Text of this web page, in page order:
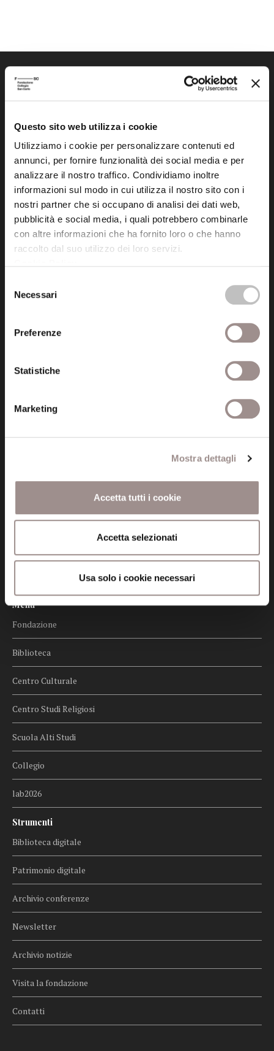
Questo sito web utilizza i cookie
Utilizziamo i cookie per personalizzare contenuti ed
annunci, per fornire funzionalità dei social media e per
analizzare il nostro traffico. Condividiamo inoltre
informazioni sul modo in cui utilizza il nostro sito con i
nostri partner che si occupano di analisi dei dati web,
pubblicità e social media, i quali potrebbero combinarle
con altre informazioni che ha fornito loro o che hanno
raccolto dal suo utilizzo dei loro servizi.
delNecessari
Preferenze
Statistiche
Marketing
Mostra dettagli
Accetta tutti i cookie
Accetta selezionati
Usa solo i cookie necessari
Fondazione Collegio San Carlo
Via San Carlo 5
41121 Modena (MO)
P.I. 00641060363
tel. 059.421211
info@fondazionesancarlo.it
fondazionecollegiosancarlo@legalmail.it
Informazioni
Amministrazione trasparente
Privacy
Menu
Fondazione
Biblioteca
Centro Culturale
Centro Studi Religiosi
Scuola Alti Studi
Collegio
lab2026
Strumenti
Biblioteca digitale
Patrimonio digitale
Archivio conferenze
Newsletter
Archivio notizie
Visita la fondazione
Contatti